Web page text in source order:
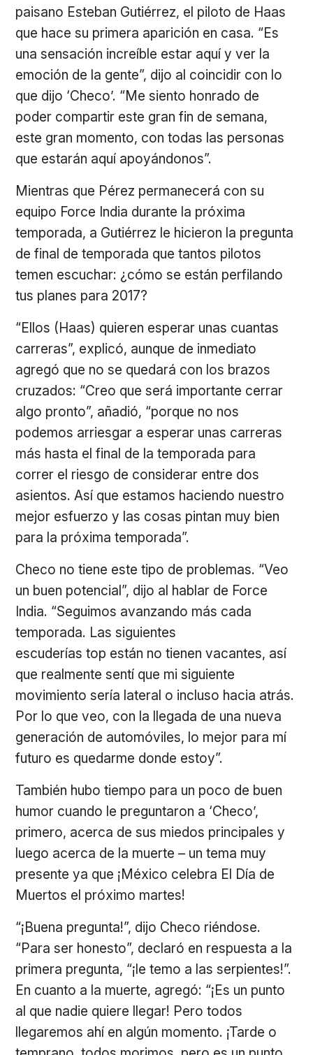
paisano Esteban Gutiérrez, el piloto de Haas
que hace su primera aparición en casa. “Es
una sensación increíble estar aquí y ver la
emoción de la gente”, dijo al coincidir con lo
que dijo ‘Checo’. “Me siento honrado de
poder compartir este gran fin de semana,
este gran momento, con todas las personas
que estarán aquí apoyándonos”.
Mientras que Pérez permanecerá con su
equipo Force India durante la próxima
temporada, a Gutiérrez le hicieron la pregunta
de final de temporada que tantos pilotos
temen escuchar: ¿cómo se están perfilando
tus planes para 2017?
“Ellos (Haas) quieren esperar unas cuantas
carreras”, explicó, aunque de inmediato
agregó que no se quedará con los brazos
cruzados: “Creo que será importante cerrar
algo pronto”, añadió, “porque no nos
podemos arriesgar a esperar unas carreras
más hasta el final de la temporada para
correr el riesgo de considerar entre dos
asientos. Así que estamos haciendo nuestro
mejor esfuerzo y las cosas pintan muy bien
para la próxima temporada”.
Checo no tiene este tipo de problemas. “Veo
un buen potencial”, dijo al hablar de Force
India. “Seguimos avanzando más cada
temporada. Las siguientes
escuderías top están no tienen vacantes, así
que realmente sentí que mi siguiente
movimiento sería lateral o incluso hacia atrás.
Por lo que veo, con la llegada de una nueva
generación de automóviles, lo mejor para mí
futuro es quedarme donde estoy”.
También hubo tiempo para un poco de buen
humor cuando le preguntaron a ‘Checo’,
primero, acerca de sus miedos principales y
luego acerca de la muerte – un tema muy
presente ya que ¡México celebra El Día de
Muertos el próximo martes!
“¡Buena pregunta!”, dijo Checo riéndose.
“Para ser honesto”, declaró en respuesta a la
primera pregunta, “¡le temo a las serpientes!”.
En cuanto a la muerte, agregó: “¡Es un punto
al que nadie quiere llegar! Pero todos
llegaremos ahí en algún momento. ¡Tarde o